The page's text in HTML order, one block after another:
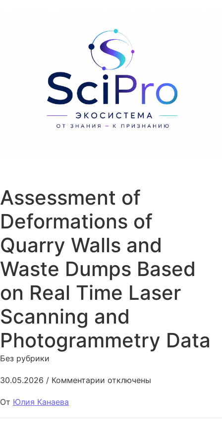
Assessment of
Deformations of
Quarry Walls and
Waste Dumps Based
on Real Time Laser
Scanning and
Photogrammetry Data
Без рубрики
30.05.2026 / Комментарии к записи Assessment of
отключены
От Юлия Канаева